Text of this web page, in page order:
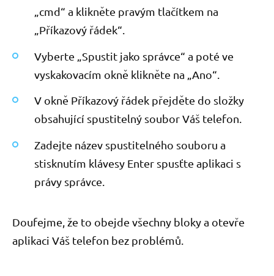
„cmd“ a klikněte pravým tlačítkem na
„Příkazový řádek“.
Vyberte „Spustit jako správce“ a poté ve
vyskakovacím okně klikněte na „Ano“.
V okně Příkazový řádek přejděte do složky
obsahující spustitelný soubor Váš telefon.
Zadejte název spustitelného souboru a
stisknutím klávesy Enter spusťte aplikaci s
právy správce.
Doufejme, že to obejde všechny bloky a otevře
aplikaci Váš telefon bez problémů.